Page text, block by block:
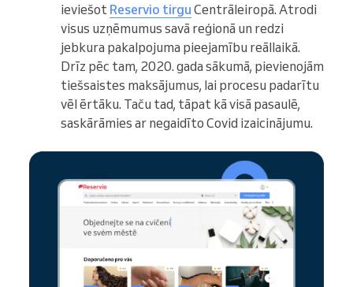
ieviešot Reservio tirgu Centrāleiropā. Atrodi
visus uzņēmumus savā reģionā un redzi
jebkura pakalpojuma pieejamību reāllaikā.
Drīz pēc tam, 2020. gada sākumā, pievienojām
tiešsaistes maksājumus, lai procesu padarītu
vēl ērtāku. Taču tad, tāpat kā visā pasaulē,
saskārāmies ar negaidīto Covid izaicinājumu.